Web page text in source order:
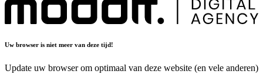
Uw browser is niet meer van deze tijd!
Update uw browser om optimaal van deze website (en vele anderen)